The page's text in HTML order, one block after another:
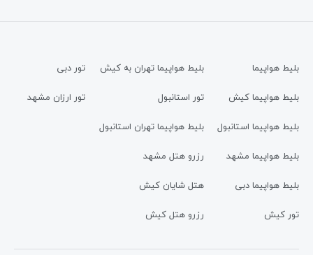
بلیط هواپیما
بلیط هواپیما کیش
بلیط هواپیما استانبول
بلیط هواپیما مشهد
بلیط هواپیما دبی
تور کیش
بلیط هواپیما تهران به کیش
تور استانبول
بلیط هواپیما تهران استانبول
رزرو هتل مشهد
هتل شایان کیش
رزرو هتل کیش
تور دبی
تور ارزان مشهد